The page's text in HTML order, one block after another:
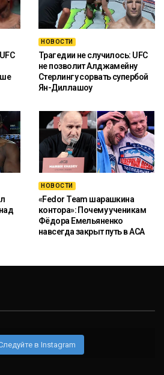
НОВОСТИ
Трагедии не случилось: UFC
не позволит Алджамейну
Стерлингу сорвать супербой
Ян-Диллашоу
НОВОСТИ
«Fedor Team шарашкина
контора»: Почему ученикам
Фёдора Емельяненко
навсегда закрыт путь в ACA
в Instagram